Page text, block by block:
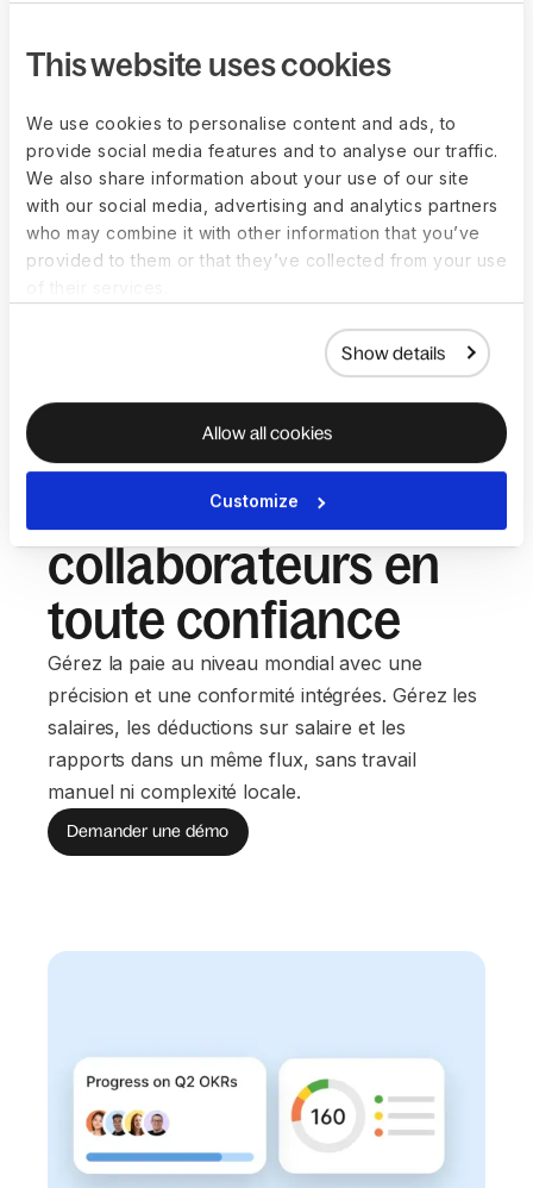
This website uses cookies
We use cookies to personalise content and ads, to
provide social media features and to analyse our traffic.
We also share information about your use of our site
with our social media, advertising and analytics partners
who may combine it with other information that you’ve
provided to them or that they’ve collected from your use
Show details
Allow all cookies
Customize
PAIE
Rémunérez vos
collaborateurs en
toute confiance
Gérez la paie au niveau mondial avec une
précision et une conformité intégrées. Gérez les
salaires, les déductions sur salaire et les
rapports dans un même flux, sans travail
manuel ni complexité locale.
Demander une démo